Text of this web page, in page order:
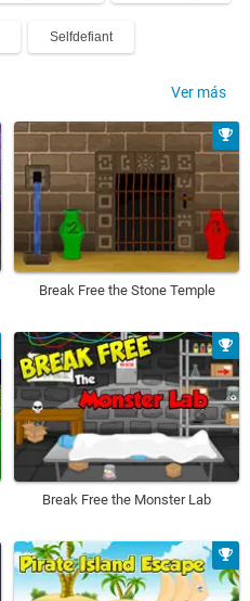
Selfdefiant
Ver más
Break Free the Stone Temple
Break Free the Monster Lab